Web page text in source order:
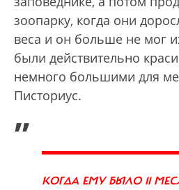
зоопарку, когда они
веса и он больше не мог
были действительно
немного большими для
Писториус.
„
КОГДА ЕМУ БЫЛО 11